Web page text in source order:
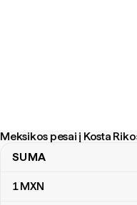
Meksikos pesai į Kosta
Meksikos pesai į Kosta
SUMA
1MXN